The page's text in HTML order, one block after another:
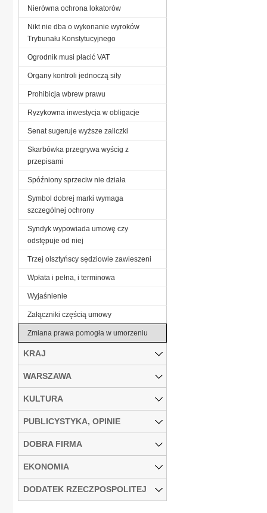
Nierówna ochrona lokatorów
Nikt nie dba o wykonanie wyroków
Trybunału Konstytucyjnego
Ogrodnik musi płacić VAT
Organy kontroli jednoczą siły
Prohibicja wbrew prawu
Ryzykowna inwestycja w obligacje
Senat sugeruje wyższe zaliczki
Skarbówka przegrywa wyścig z
przepisami
Spóźniony sprzeciw nie działa
Symbol dobrej marki wymaga
szczególnej ochrony
Syndyk wypowiada umowę czy
odstępuje od niej
Trzej olsztyńscy sędziowie zawieszeni
Wpłata i pełna, i terminowa
Wyjaśnienie
Załączniki częścią umowy
Zmiana prawa pomogła w umorzeniu
KRAJ
WARSZAWA
KULTURA
PUBLICYSTYKA, OPINIE
DOBRA FIRMA
EKONOMIA
DODATEK RZECZPOSPOLITEJ